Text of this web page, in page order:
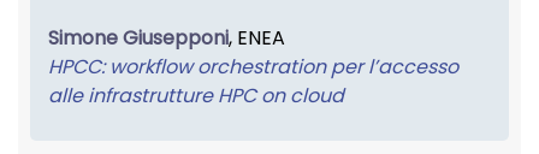
Simone Giusepponi, ENEA
HPCC: workflow orchestration per l’accesso
alle infrastrutture HPC on cloud